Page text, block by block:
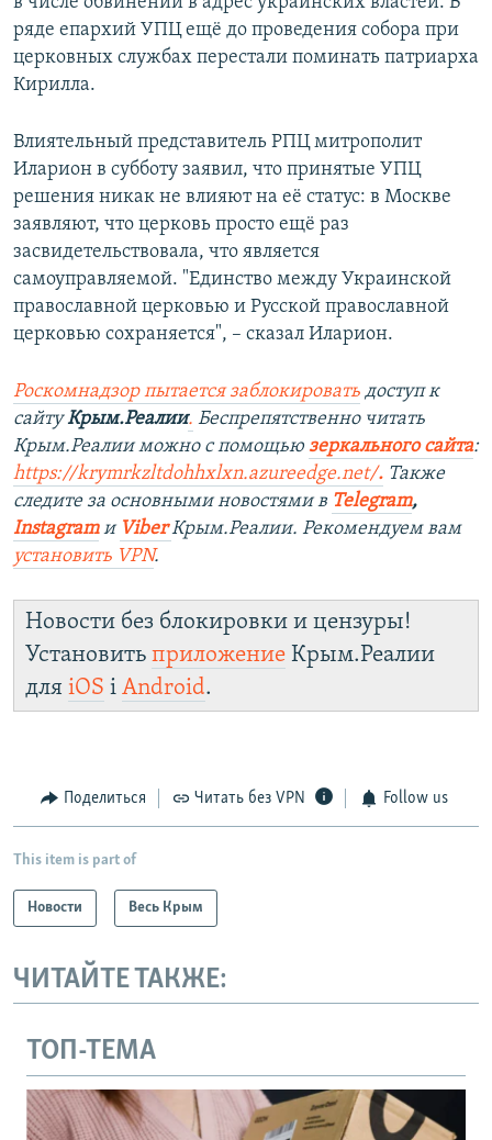
ряде епархий УПЦ ещё до проведения собора при
церковных службах перестали поминать патриарха
Кирилла.
Влиятельный представитель РПЦ митрополит
Иларион в субботу заявил, что принятые УПЦ
решения никак не влияют на её статус: в Москве
заявляют, что церковь просто ещё раз
засвидетельствовала, что является
самоуправляемой. "Единство между Украинской
православной церковью и Русской православной
церковью сохраняется", – сказал Иларион.
Роскомнадзор пытается заблокировать доступ к
сайтуКрым.Реалии. Беспрепятственно читать
Крым.Реалии можно с помощью зеркального сайта:
https://krymrkzltdohhxlxn.azureedge.net/. Также
следите за основными новостями в Telegram,
Instagram и ViberКрым.Реалии. Рекомендуем вам
установить VPN.
Новости без блокировки и цензуры!
Установить приложение Крым.Реалии
для iOS і Android.
Поделиться Читать без VPN Follow us
This item is part of
Новости Весь Крым
ЧИТАЙТЕ ТАКЖЕ:
ТОП-ТЕМА